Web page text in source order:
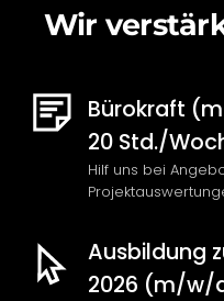
Wir
Bürokraft
20 Std./
Hilf uns bei
Ausbildung
2026 (m/w/